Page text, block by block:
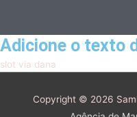
Adicione o texto
slot via dana
Copyright © 2026